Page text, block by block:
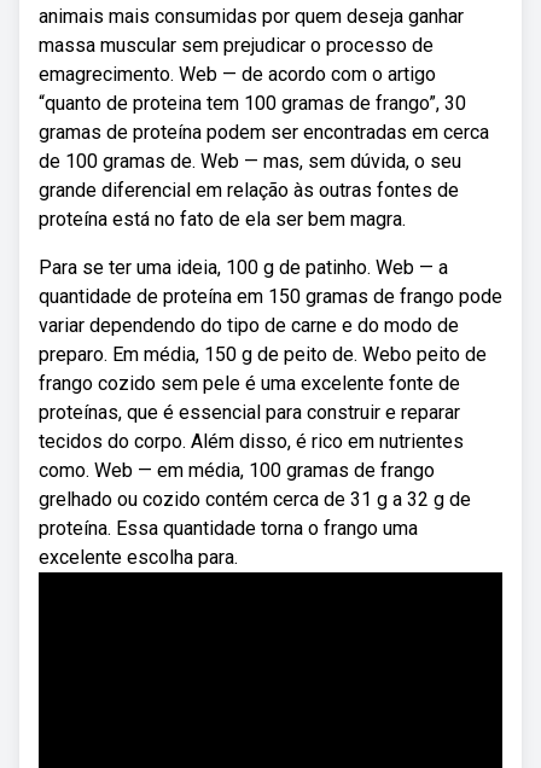
animais mais consumidas por quem deseja ganhar
massa muscular sem prejudicar o processo de
emagrecimento. Web — de acordo com o artigo
“quanto de proteina tem 100 gramas de frango”, 30
gramas de proteína podem ser encontradas em cerca
de 100 gramas de. Web — mas, sem dúvida, o seu
grande diferencial em relação às outras fontes de
proteína está no fato de ela ser bem magra.
Para se ter uma ideia, 100 g de patinho. Web — a
quantidade de proteína em 150 gramas de frango pode
variar dependendo do tipo de carne e do modo de
preparo. Em média, 150 g de peito de. Webo peito de
frango cozido sem pele é uma excelente fonte de
proteínas, que é essencial para construir e reparar
tecidos do corpo. Além disso, é rico em nutrientes
como. Web — em média, 100 gramas de frango
grelhado ou cozido contém cerca de 31 g a 32 g de
proteína. Essa quantidade torna o frango uma
excelente escolha para.